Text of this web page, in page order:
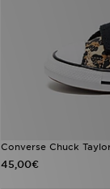
Converse Chuck
45,00€